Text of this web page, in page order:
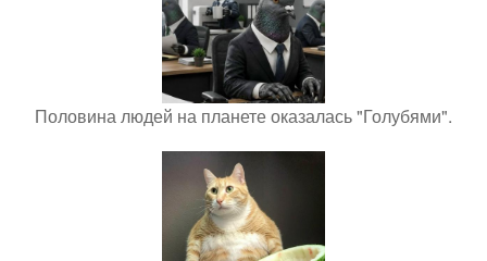
Половина людей на планете оказалась "Голубями".